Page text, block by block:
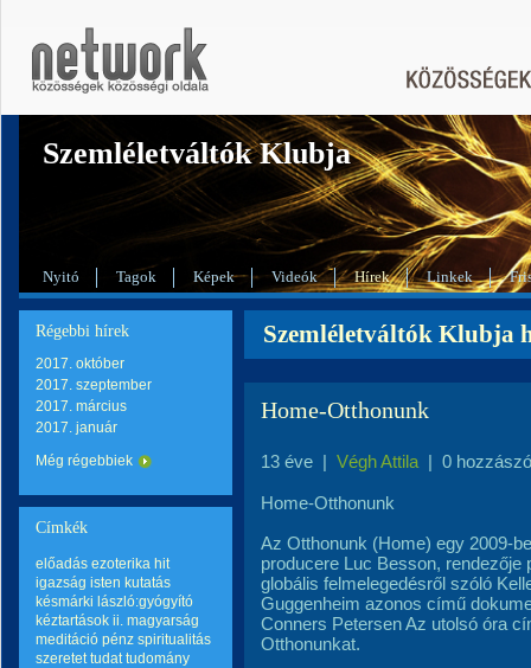
Szemléletváltók Klubja
Nyitó Tagok Képek Videók Hírek Linkek
Régebbi hírek
2017. október
2017. szeptember
2017. március
2017. január
Még régebbiek
Címkék
előadás ezoterika hit
igazság isten kutatás
késmárki lászló:gyógyító
kéztartások ii. magyarság
meditáció pénz spiritualitás
szeretet tudat tudomány
Szemléletváltók Klubja
Home-Otthonunk
13 éve | Végh Attila | 0
Home-Otthonunk
Az Otthonunk (Home) egy 2009-
producere Luc Besson, rendezője
globális felmelegedésről szóló
Guggenheim azonos című
Conners Petersen Az utolsó óra
Otthonunkat.